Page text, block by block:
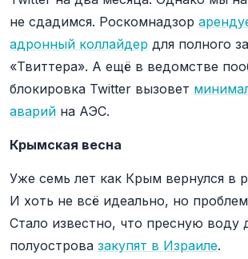
не сдадимся. Роскомнадзор
адронный коллайдер для полного
«Твиттера». А ещё в ведомстве
блокировка Twitter вызовет
аварий на АЭС.
Крымская весна
Уже семь лет как Крым вернулся в
И хоть не всё идеально, но
Стало известно, что пресную воду
полуострова закупят в Израиле.